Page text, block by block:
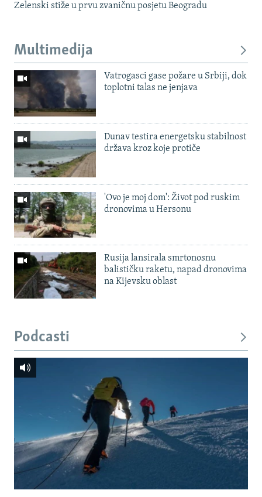
Zelenski stiže u prvu zvaničnu posjetu Beogradu
Multimedija
Vatrogasci gase požare u Srbiji, dok
toplotni talas ne jenjava
Dunav testira energetsku stabilnost
država kroz koje protiče
'Ovo je moj dom': Život pod ruskim
dronovima u Hersonu
Rusija lansirala smrtonosnu
balističku raketu, napad dronovima
na Kijevsku oblast
Podcasti